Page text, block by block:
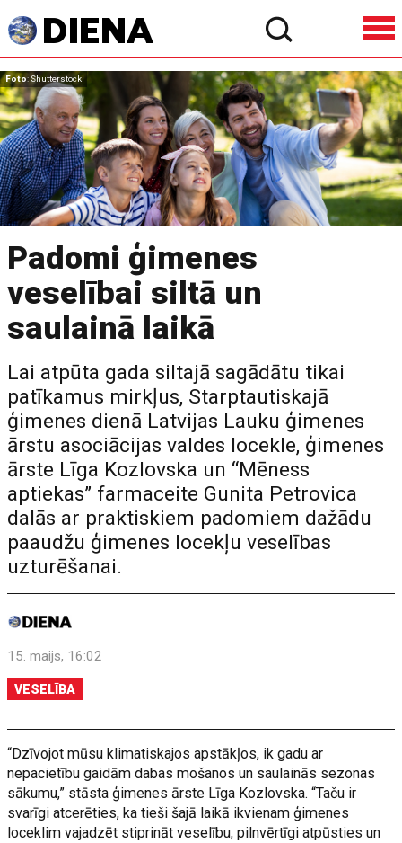
Foto: Shutterstock
Padomi ģimenes
veselībai siltā un
saulainā laikā
Lai atpūta gada siltajā sagādātu tikai
patīkamus mirkļus, Starptautiskajā
ģimenes dienā Latvijas Lauku ģimenes
ārstu asociācijas valdes locekle, ģimenes
ārste Līga Kozlovska un “Mēness
aptiekas” farmaceite Gunita Petrovica
dalās ar praktiskiem padomiem dažādu
paaudžu ģimenes locekļu veselības
uzturēšanai.
15. maijs, 16:02
VESELĪBA
“Dzīvojot mūsu klimatiskajos apstākļos, ik gadu ar
nepacietību gaidām dabas mošanos un saulainās sezonas
sākumu,” stāsta ģimenes ārste Līga Kozlovska. “Taču ir
svarīgi atcerēties, ka tieši šajā laikā ikvienam ģimenes
loceklim vajadzēt stiprināt veselību, pilnvērtīgi atpūsties un